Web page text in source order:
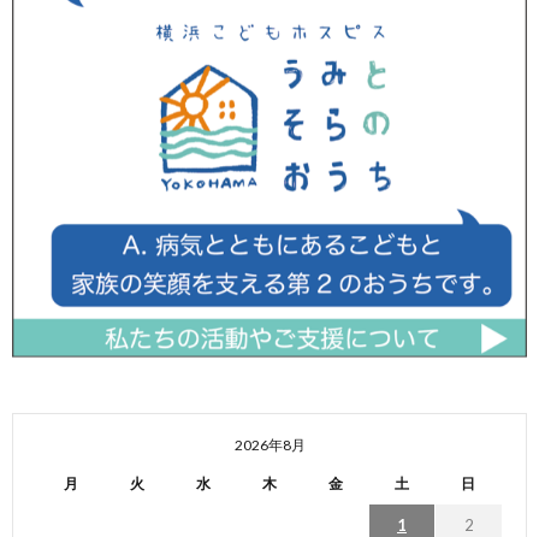
2026年8月
月 火 水 木 金 土 日
1 2